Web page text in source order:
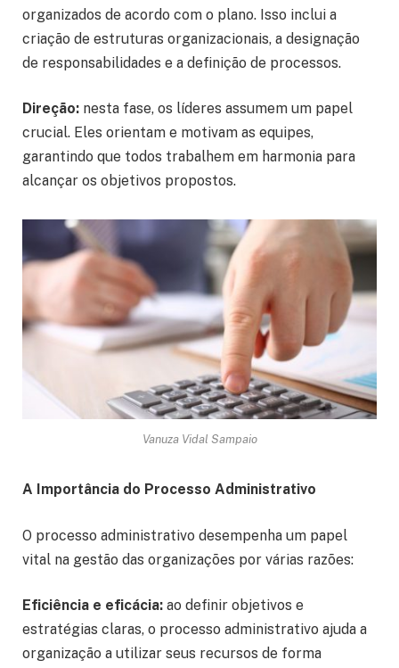
organizados de acordo com o plano. Isso inclui a
criação de estruturas organizacionais, a designação
de responsabilidades e a definição de processos.
Direção: nesta fase, os líderes assumem um papel
crucial. Eles orientam e motivam as equipes,
garantindo que todos trabalhem em harmonia para
alcançar os objetivos propostos.
Vanuza Vidal Sampaio
A Importância do Processo Administrativo
O processo administrativo desempenha um papel
vital na gestão das organizações por várias razões:
Eficiência e eficácia: ao definir objetivos e
estratégias claras, o processo administrativo ajuda a
organização a utilizar seus recursos de forma